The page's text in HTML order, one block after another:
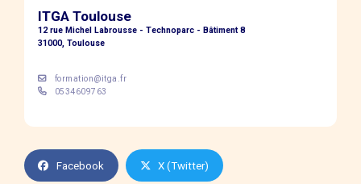
ITGA Toulouse
12 rue Michel Labrousse - Technoparc - Bâtiment 8
31000, Toulouse
formation@itga.fr
0534609763
Facebook X (Twitter)